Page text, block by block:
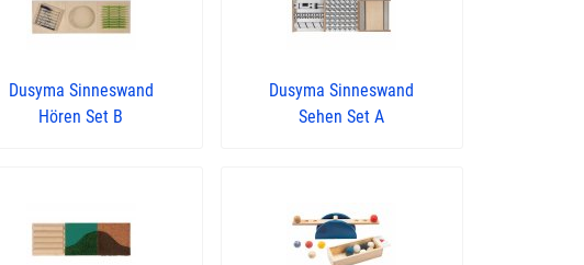
Dusyma Sinneswand
Hören Set B
Dusyma Sinneswand
Sehen Set A